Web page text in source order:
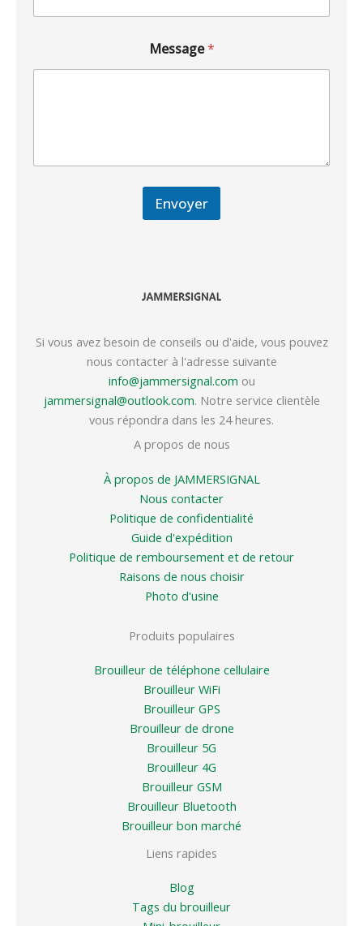
Message*
Envoyer
Si vous avez besoin de conseils ou d'aide, vous pouvez
nous contacter à l'adresse suivante
info@jammersignal.com ou
jammersignal@outlook.com. Notre service clientèle
vous répondra dans les 24 heures.
A propos de nous
À propos de JAMMERSIGNAL
Nous contacter
Politique de confidentialité
Guide d'expédition
Politique de remboursement et de retour
Raisons de nous choisir
Photo d'usine
Produits populaires
Brouilleur de téléphone cellulaire
Brouilleur WiFi
Brouilleur GPS
Brouilleur de drone
Brouilleur 5G
Brouilleur 4G
Brouilleur GSM
Brouilleur Bluetooth
Brouilleur bon marché
Liens rapides
Blog
Tags du brouilleur